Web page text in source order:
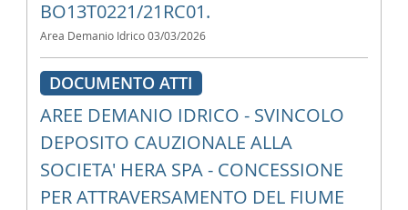
BO13T0221/21RC01.
Area Demanio Idrico 03/03/2026
DOCUMENTO ATTI
AREE DEMANIO IDRICO - SVINCOLO
DEPOSITO CAUZIONALE ALLA
SOCIETA' HERA SPA - CONCESSIONE
PER ATTRAVERSAMENTO DEL FIUME